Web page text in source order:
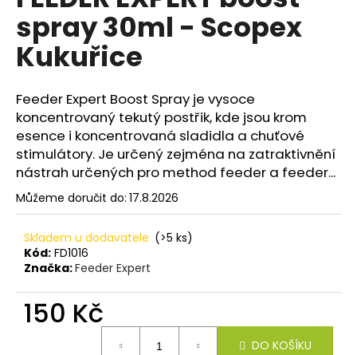
z
5
hvězdiček.
spray 30ml - Scopex
Kukuřice
Feeder Expert Boost Spray je vysoce
koncentrovaný tekutý postřik, kde jsou krom
esence i koncentrovaná sladidla a chuťové
stimulátory. Je určený zejména na zatraktivnění
nástrah určených pro method feeder a feeder...
Můžeme doručit do: 17.8.2026
Skladem u dodavatele (>5 ks)
Kód: FD1016
Značka:Feeder Expert
150 Kč
DO KOŠÍKU
a
j
í
?
D
o
p
o